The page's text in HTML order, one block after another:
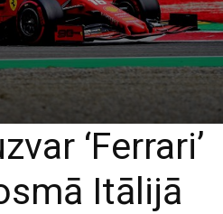
‘Ferrari’
Itālijā